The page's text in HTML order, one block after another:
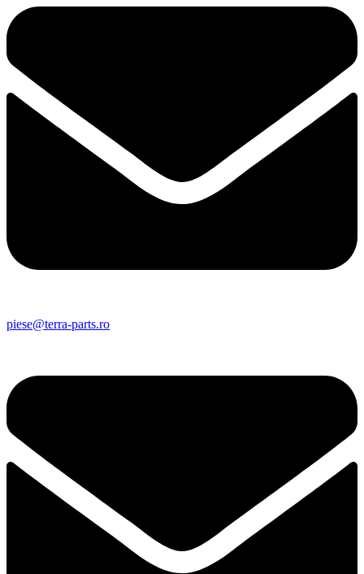
piese@terra-parts.ro